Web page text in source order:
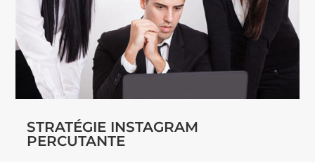
STRATÉGIE INSTAGRAM
PERCUTANTE